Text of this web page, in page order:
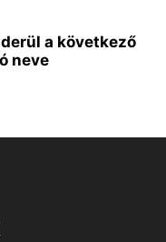
a következő
neve